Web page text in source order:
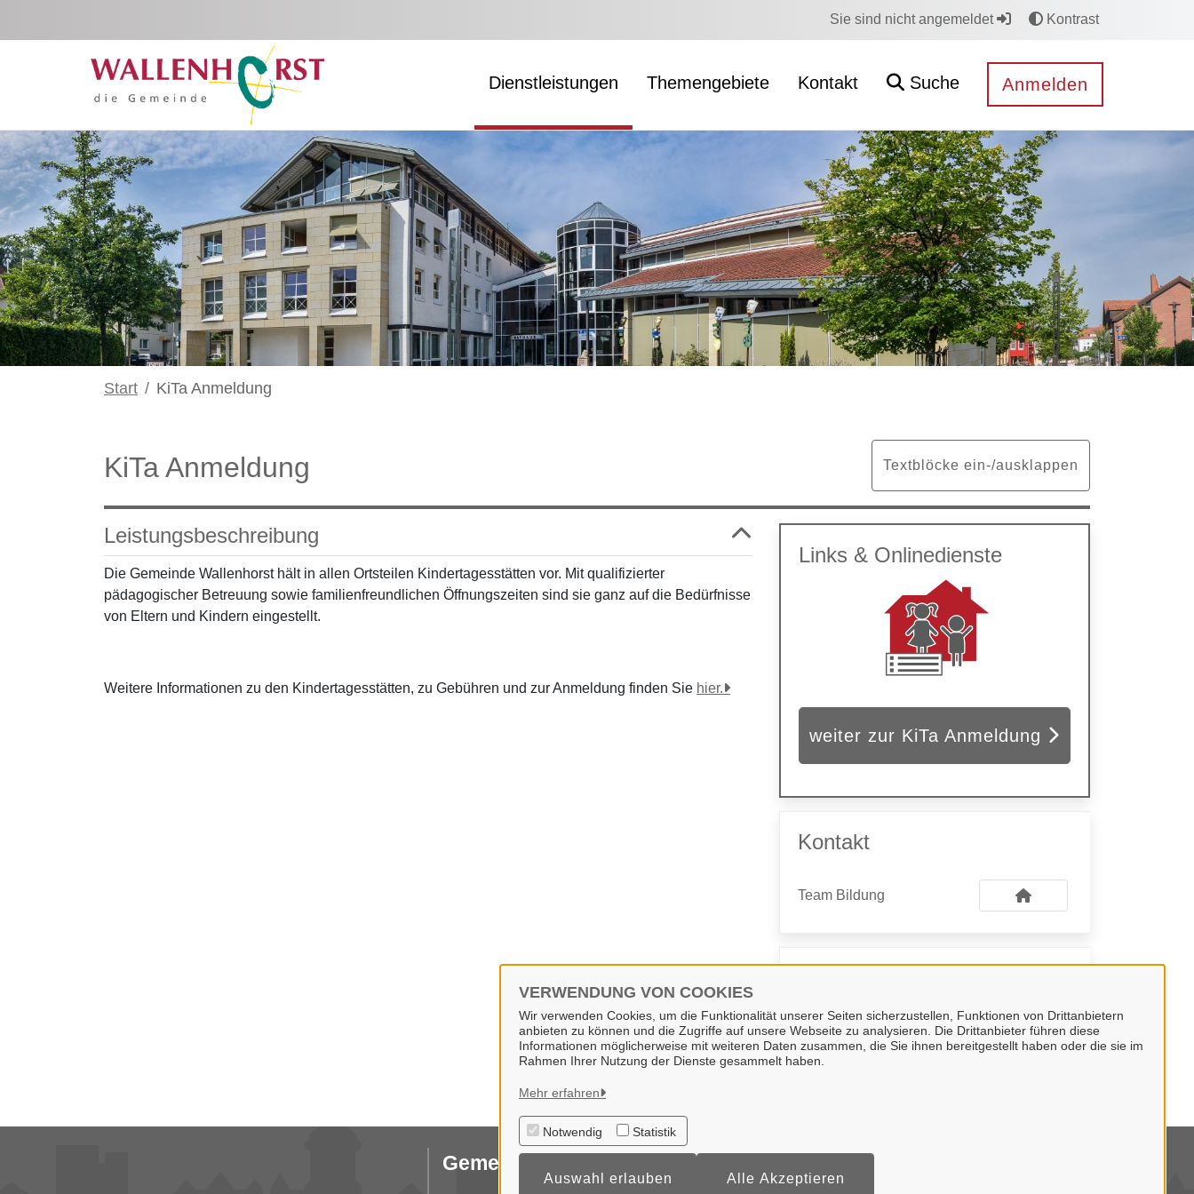
VERWENDUNG VON COOKIES
Wir verwenden Cookies, um die Funktionalität unserer Seiten sicherzustellen, Funktionen von Drittanbietern
anbieten zu können und die Zugriffe auf unsere Webseite zu analysieren. Die Drittanbieter führen diese
Informationen möglicherweise mit weiteren Daten zusammen, die Sie ihnen bereitgestellt haben oder die sie im
Rahmen Ihrer Nutzung der Dienste gesammelt haben.
Mehr erfahren
Notwendig Statistik
Auswahl erlauben Alle Akzeptieren
Sie sind nicht angemeldet Kontrast
Dienstleistungen Themengebiete Kontakt Suche Anmelden
Start KiTa Anmeldung
KiTa Anmeldung Textblöcke ein-/ausklappen
Leistungsbeschreibung
Die Gemeinde Wallenhorst hält in allen Ortsteilen Kindertagesstätten vor. Mit qualifizierter
pädagogischer Betreuung sowie familienfreundlichen Öffnungszeiten sind sie ganz auf die Bedürfnisse
von Eltern und Kindern eingestellt.
Weitere Informationen zu den Kindertagesstätten, zu Gebühren und zur Anmeldung finden Sie hier.
Links & Onlinedienste
weiter zur KiTa Anmeldung
Kontakt
Team Bildung
Stellvertretende
Fachbereichsleitung
Annette Birnbrich
Gemeinde Wallenhorst